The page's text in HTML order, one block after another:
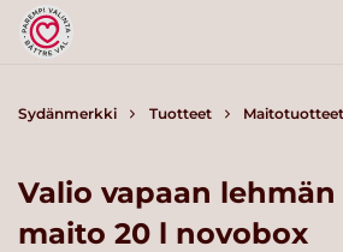
Sydänmerkki Tuotteet Maitotuotteet
Valio vapaan lehmän
maito 20 l novobox